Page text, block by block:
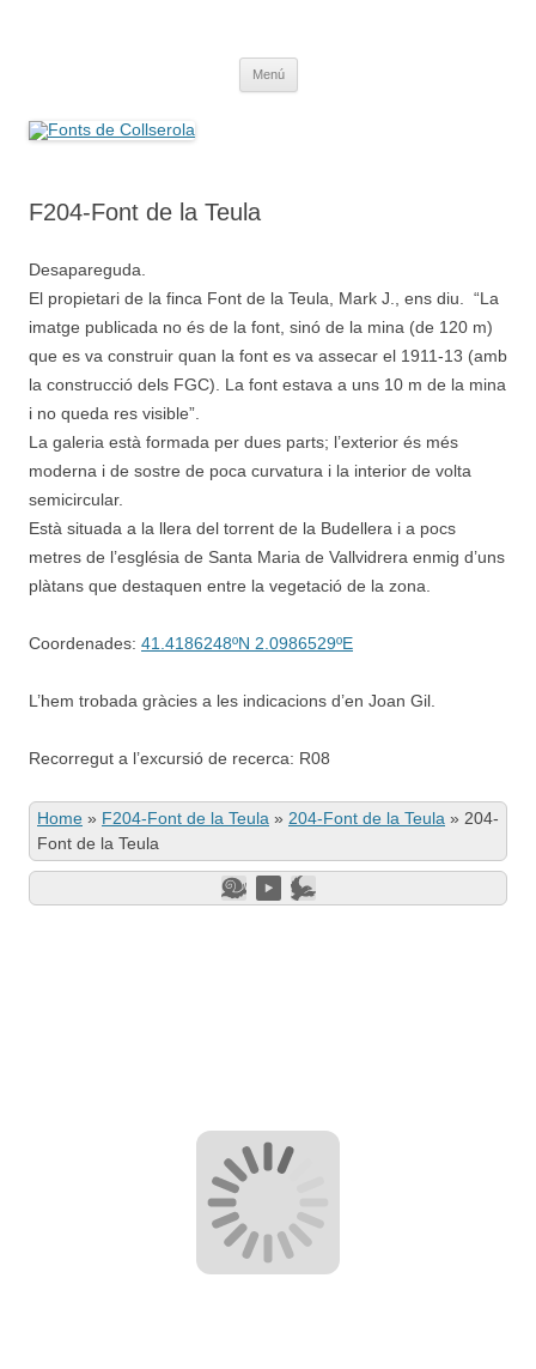
Menú
F204-Font de la Teula
Desapareguda.
El propietari de la finca Font de la Teula, Mark J., ens diu. “La
imatge publicada no és de la font, sinó de la mina (de 120 m)
que es va construir quan la font es va assecar el 1911-13 (amb
la construcció dels FGC). La font estava a uns 10 m de la mina
i no queda res visible”.
La galeria està formada per dues parts; l’exterior és més
moderna i de sostre de poca curvatura i la interior de volta
semicircular.
Està situada a la llera del torrent de la Budellera i a pocs
metres de l’església de Santa Maria de Vallvidrera enmig d’uns
plàtans que destaquen entre la vegetació de la zona.
Coordenades: 41.4186248ºN 2.0986529ºE
L’hem trobada gràcies a les indicacions d’en Joan Gil.
Recorregut a l’excursió de recerca: R08
Home » F204-Font de la Teula » 204-Font de la Teula » 204-
Font de la Teula